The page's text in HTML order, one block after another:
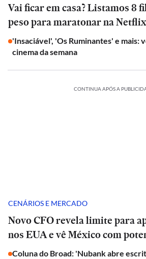
Vai ficar em casa? Listamos 8
peso para maratonar na
'Insaciável', 'Os Ruminantes' e mais:
cinema da semana
CONTINUA APÓS A
CENÁRIOS E MERCADO
Novo CFO revela limite para
nos EUA e vê México com
Coluna do Broad: 'Nubank abre